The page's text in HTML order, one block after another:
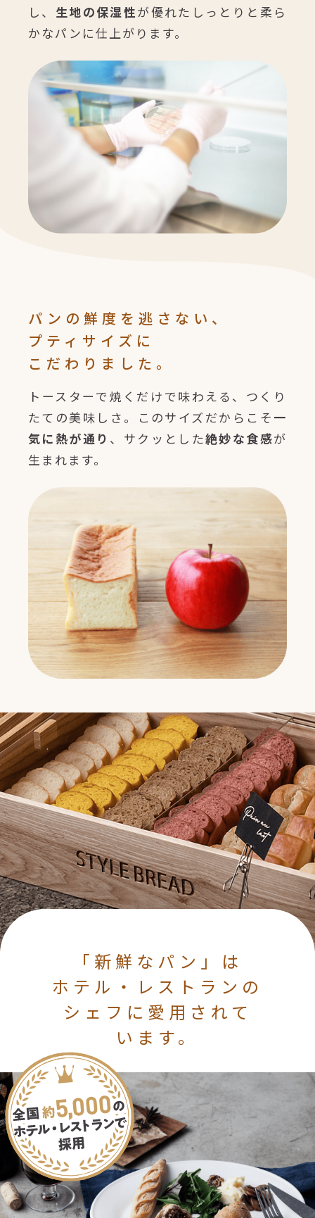
し、 生地の保湿性が優れたしっとりと柔ら
かなパンに仕上がります。
パンの鮮度を逃さない、
プティサイズに
こだわりました。
トースターで焼くだけで味わえる、つくり
たての美味しさ。このサイズだからこそ 一
気に熱が通り 、サクッとした絶妙な食感が
生まれます。
「新鮮なパン」は
ホテル・レストランの
シェフに愛用されて
います。